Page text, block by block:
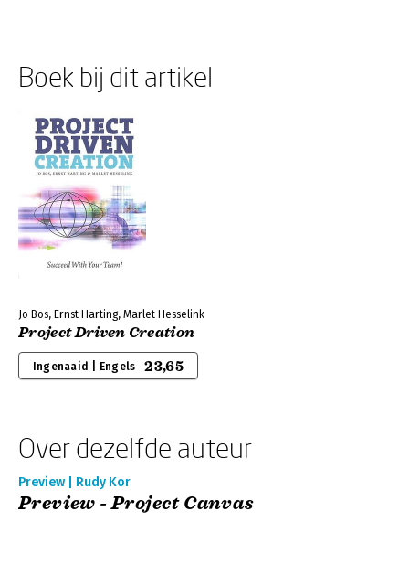
Boek bij dit artikel
Jo Bos, Ernst Harting, Marlet Hesselink
Project Driven Creation
Ingenaaid | Engels 23,65
Over dezelfde auteur
Preview | Rudy Kor
Preview - Project Canvas